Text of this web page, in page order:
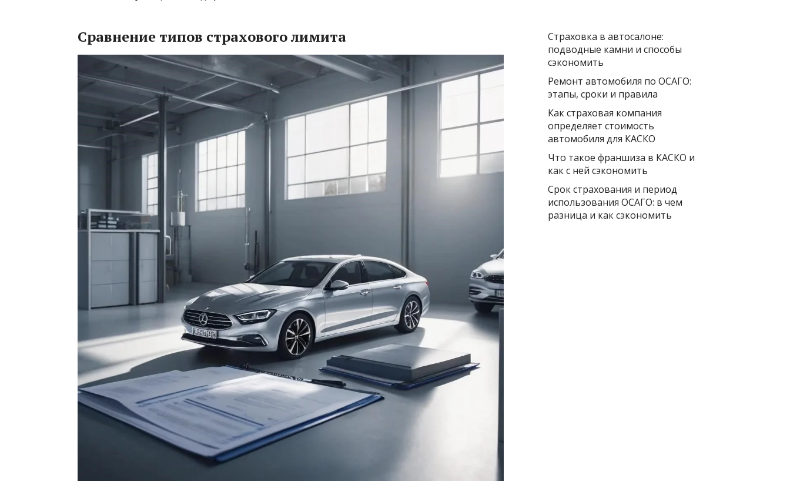
Сравнение типов страхового лимита
Страховка в автосалоне:
подводные камни и способы
сэкономить
Ремонт автомобиля по ОСАГО:
этапы, сроки и правила
Как страховая компания
определяет стоимость
автомобиля для КАСКО
Что такое франшиза в КАСКО и
как с ней сэкономить
Срок страхования и период
использования ОСАГО: в чем
разница и как сэкономить